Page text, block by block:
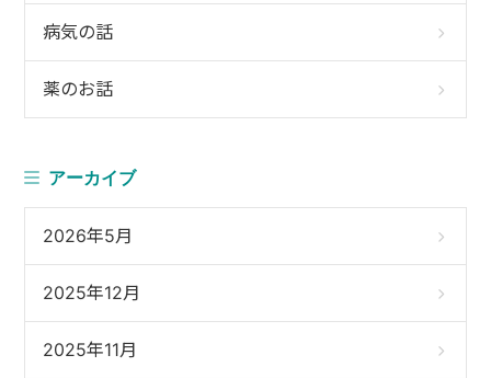
病気の話
薬のお話
アーカイブ
2026年5月
2025年12月
2025年11月